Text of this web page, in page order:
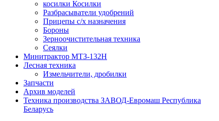
косилки Косилки
Разбрасыватели удобрений
Прицепы с/х назначения
Бороны
Зерноочистительная техника
Сеялки
Минитрактор МТЗ-132Н
Лесная техника
Измельчители, дробилки
Запчасти
Архив моделей
Техника производства ЗАВОД-Евромаш Республика
Беларусь